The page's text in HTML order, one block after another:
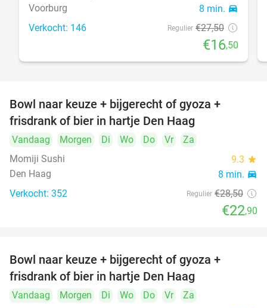
Voorburg 8 min. directions_car
Verkocht: 146 Regulier €27,50
€16,50
Bowl naar keuze + bijgerecht of gyoza +
frisdrank of bier in hartje Den Haag
Vandaag Morgen Di Wo Do Vr
Za
Momiji Sushi
9.3 star
Den Haag 8 min. directions_car
Verkocht: 352 Regulier €28,50
€22,90
Bowl naar keuze + bijgerecht of gyoza +
frisdrank of bier in hartje Den Haag
Vandaag Morgen Di Wo Do Vr
Za